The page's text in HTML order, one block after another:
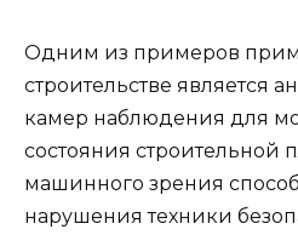
Одним из примеров
строительстве является
камер наблюдения для
состояния строительной
машинного зрения
нарушения техники